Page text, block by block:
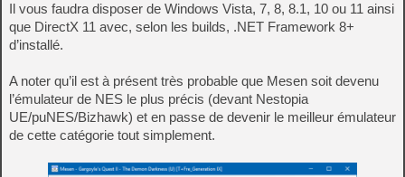
Il vous faudra disposer de Windows Vista, 7, 8, 8.1, 10 ou 11 ainsi
que DirectX 11 avec, selon les builds, .NET Framework 8+
d’installé.
A noter qu’il est à présent très probable que Mesen soit devenu
l’émulateur de NES le plus précis (devant Nestopia
UE/puNES/Bizhawk) et en passe de devenir le meilleur émulateur
de cette catégorie tout simplement.